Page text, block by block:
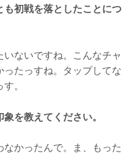
も初戦を落としたことにつ
ないですね。こんなチャ
ったっすね。タップしてな
。
を教えてください。
かったんで。ま、もった